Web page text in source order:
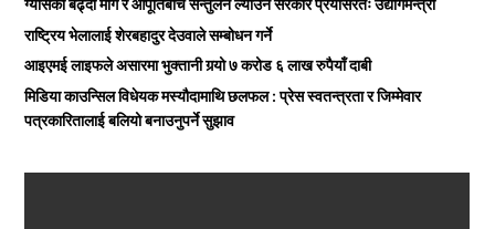
ग्यासको बढ्दो माग र आपूर्तिबीच सन्तुलन ल्याउन सरकार प्रयासरतः उद्योगमन्त्री
राष्ट्रिय भेलालाई शेरबहादुर देउवाले सम्बोधन गर्ने
आइएमई लाइफले असारमा भुक्तानी गर्‍यो ७ करोड ६ लाख रुपैयाँ दाबी
मिडिया काउन्सिल विधेयक मस्यौदामाथि छलफल : प्रेस स्वतन्त्रता र जिम्मेवार
पत्रकारितालाई बलियो बनाउनुपर्ने सुझाव